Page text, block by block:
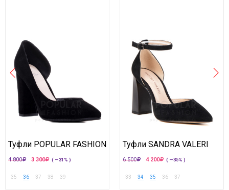
Туфли POPULAR FASHION
4 800 3 300 ( —31% )
35 36 37 38 39
Туфли SANDRA VALERI
6 500 4 200 ( —35% )
33 34 35 36 37